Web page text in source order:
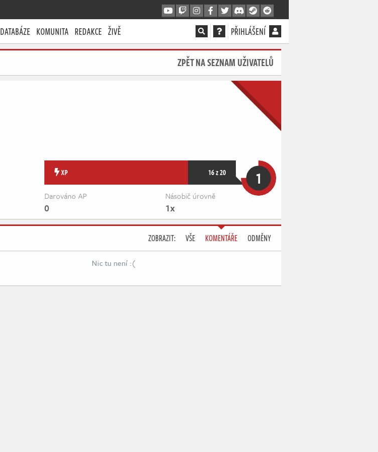
DATABÁZE KOMUNITA REDAKCE ŽIVĚ PŘIHLÁŠENÍ
ZPĚT NA SEZNAM UŽIVATELŮ
XP 16 z 20 1
Darováno AP
0
Násobič úrovně
1x
ZOBRAZIT: VŠE KOMENTÁŘE ODMĚNY
Nic tu není :(